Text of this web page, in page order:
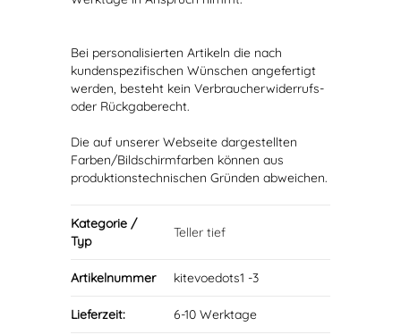
Bei personalisierten Artikeln die nach
kundenspezifischen Wünschen angefertigt
werden, besteht kein Verbraucherwiderrufs-
oder Rückgaberecht.
Die auf unserer Webseite dargestellten
Farben/Bildschirmfarben können aus
produktionstechnischen Gründen abweichen.
Kategorie /
Typ
Teller tief
Artikelnummer kitevoedots1 -3
Lieferzeit: 6-10 Werktage